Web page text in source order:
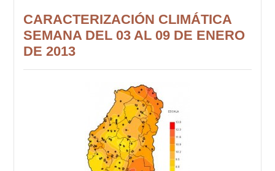
CARACTERIZACIÓN CLIMÁTICA
SEMANA DEL 03 AL 09 DE ENERO
DE 2013